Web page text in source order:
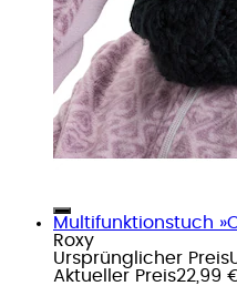
Multifunktionstuch
Roxy
Ursprünglicher Preis
Aktueller Preis22,99